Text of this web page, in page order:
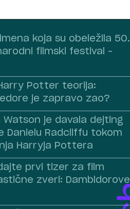
koja su obeležila 50.
filmski festival –
Potter teorija:
je zapravo zao?
Watson je davala dejting
Danielu Radcliffu tokom
Harryja Pottera
prvi tizer za film
zveri: Dambldorove